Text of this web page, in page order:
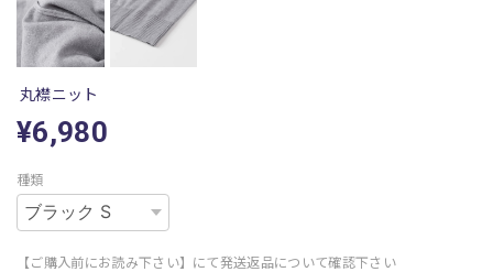
丸襟ニット
¥6,980
種類
【ご購入前にお読み下さい】にて発送返品について確認下さい